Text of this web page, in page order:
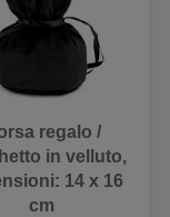
regalo /
in velluto,
14 x 16
cm